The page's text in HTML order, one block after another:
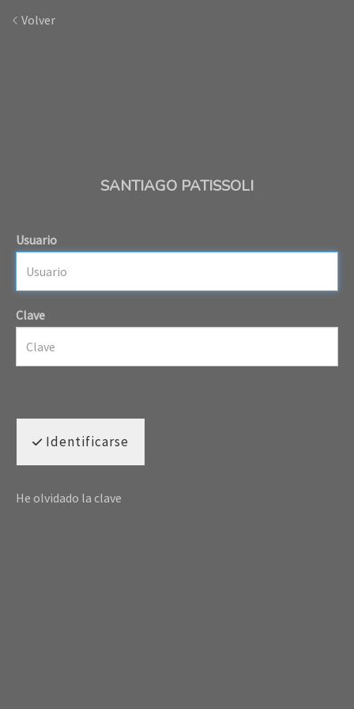
Volver
SANTIAGO PATISSOLI
Usuario
Clave
Identificarse
He olvidado la clave